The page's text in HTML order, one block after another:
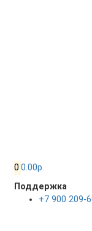
0 0.00р.
Поддержка
+7 900 209-